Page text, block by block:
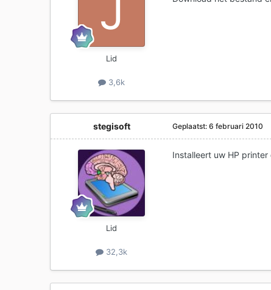
Lid
3,6k
stegisoft
Lid
32,3k
Geplaatst:6 februari 2010
Installeert uw HP printer